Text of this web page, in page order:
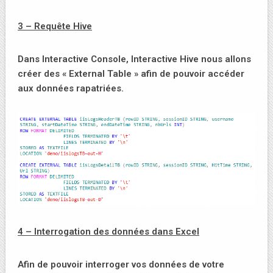
3 – Requête Hive
Dans Interactive Console, Interactive Hive nous allons
créer des « External Table » afin de pouvoir accéder
aux données rapatriées.
4 – Interrogation des données dans Excel
Afin de pouvoir interroger vos données de votre